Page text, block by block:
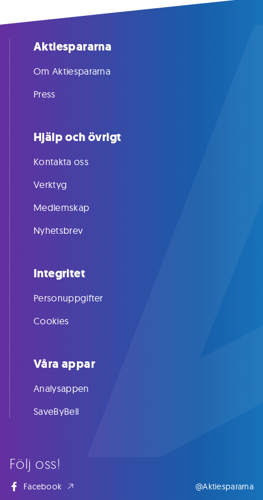
Följ oss!
Facebook @Aktiespararna
Aktiespararna
Om Aktiespararna
Press
Hjälp och övrigt
Kontakta oss
Verktyg
Medlemskap
Nyhetsbrev
Integritet
Personuppgifter
Cookies
Våra appar
Analysappen
SaveByBell